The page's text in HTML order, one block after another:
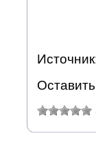
Оставить